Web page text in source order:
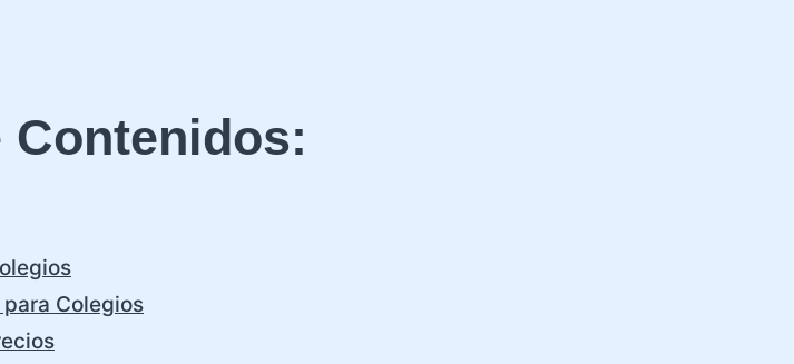
Contenidos:
Colegios